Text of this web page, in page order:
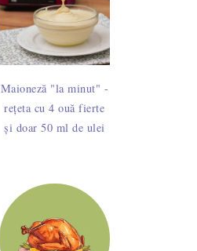
Maioneză "la minut" -
rețeta cu 4 ouă fierte
și doar 50 ml de ulei